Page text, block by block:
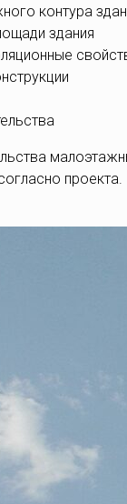
контура
здания
проекта.